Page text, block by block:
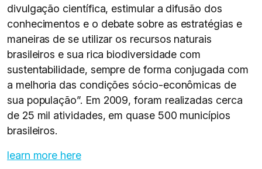
divulgação científica, estimular a difusão dos
conhecimentos e o debate sobre as estratégias e
maneiras de se utilizar os recursos naturais
brasileiros e sua rica biodiversidade com
sustentabilidade, sempre de forma conjugada com
a melhoria das condições sócio-econômicas de
sua população”. Em 2009, foram realizadas cerca
de 25 mil atividades, em quase 500 municípios
brasileiros.
learn more here